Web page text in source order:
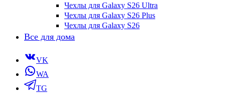
Чехлы для Galaxy S26 Ultra
Чехлы для Galaxy S26 Plus
Чехлы для Galaxy S26
Все для дома
VK
WA
TG